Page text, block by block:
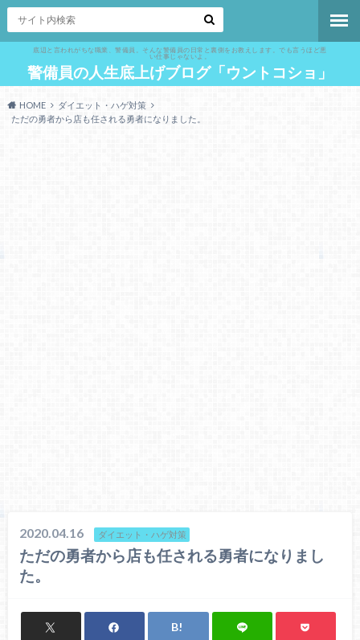
底辺と言われがちな職業、警備員。そんな警備員の日常と裏側をお教えします。でも言うほど悪
い仕事じゃないよ。
警備員の人生底上げブログ「ウントコショ」
HOME
ダイエット・ハゲ対策
ただの勇者から店も任される勇者になりました。
2020.04.16 ダイエット・ハゲ対策
ただの勇者から店も任される勇者になりまし
た。